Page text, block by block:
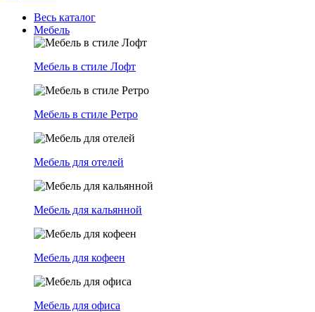
Весь каталог
Мебель
Мебель в стиле Лофт
Мебель в стиле Ретро
Мебель для отелей
Мебель для кальянной
Мебель для кофеен
Мебель для офиса